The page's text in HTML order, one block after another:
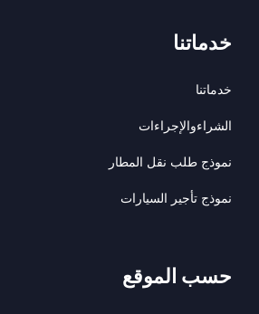
خدماتنا
خدماتنا
الشراءوالإجراءات
نموذج طلب نقل المطار
نموذج تأجير السيارات
حسب الموقع